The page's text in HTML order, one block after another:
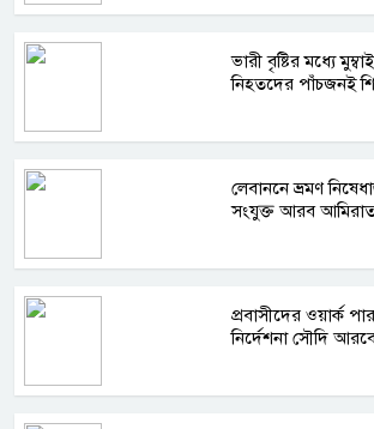
ভারী বৃষ্টির মধ্যে
নিহতদের পাঁচজনই
লেবাননে ভ্রমণ
সংযুক্ত আরব
প্রবাসীদের ওয়ার্ক
নির্দেশনা সৌদি